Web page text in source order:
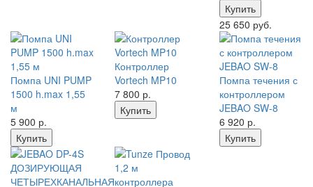
Купить
25 650 руб.
Помпа UNI PUMP
1500 h.max 1,55
м
5 900 р.
Купить
Контроллер
Vortech MP10
7 800 р.
Купить
Помпа течения с
контроллером
JEBAO SW-8
6 920 р.
Купить